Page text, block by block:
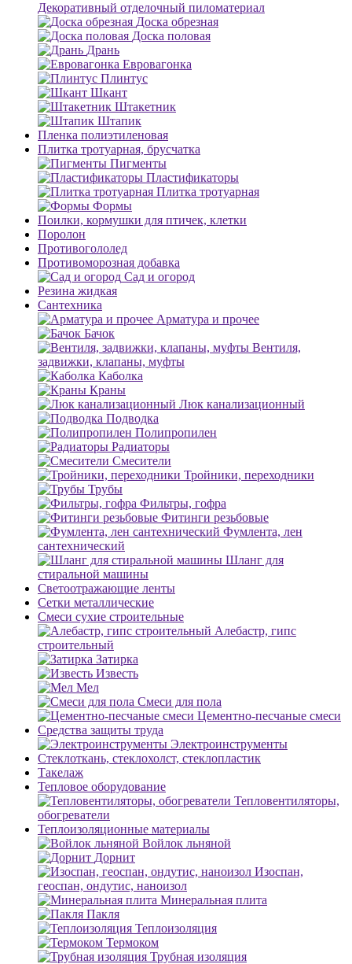
Декоративный отделочный пиломатериал
Доска обрезная
Доска половая
Дрань
Евровагонка
Плинтус
Шкант
Штакетник
Штапик
Пленка полиэтиленовая
Плитка тротуарная, брусчатка
Пигменты
Пластификаторы
Плитка тротуарная
Формы
Поилки, кормушки для птичек, клетки
Поролон
Противогололед
Противоморозная добавка
Сад и огород
Резина жидкая
Сантехника
Арматура и прочее
Бачок
Вентиля,
задвижки, клапаны, муфты
Каболка
Краны
Люк канализационный
Подводка
Полипропилен
Радиаторы
Смесители
Тройники, переходники
Трубы
Фильтры, гофра
Фитинги резьбовые
Фумлента, лен
сантехнический
Шланг для
стиральной машины
Светоотражающие ленты
Сетки металлические
Смеси сухие строительные
Алебастр, гипс
строительный
Затирка
Известь
Мел
Смеси для пола
Цементно-песчаные смеси
Средства защиты труда
Электроинструменты
Стеклоткань, стеклохолст, стеклопластик
Такелаж
Тепловое оборудование
Тепловентиляторы,
обогреватели
Теплоизоляционные материалы
Войлок льняной
Дорнит
Изоспан,
геоспан, ондутис, наноизол
Минеральная плита
Пакля
Теплоизоляция
Термоком
Трубная изоляция